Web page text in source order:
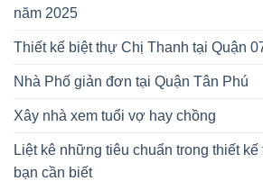
năm 2025
Thiết kế biệt thự Chị Thanh tại Quận
Nhà Phố giản đơn tại Quận Tân Phú
Xây nhà xem tuổi vợ hay chồng
Liệt kê những tiêu chuẩn trong thiết
bạn cần biết